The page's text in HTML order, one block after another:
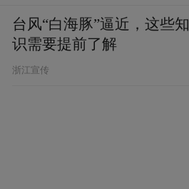
台风“白海豚”逼近，这些知
识需要提前了解
浙江宣传